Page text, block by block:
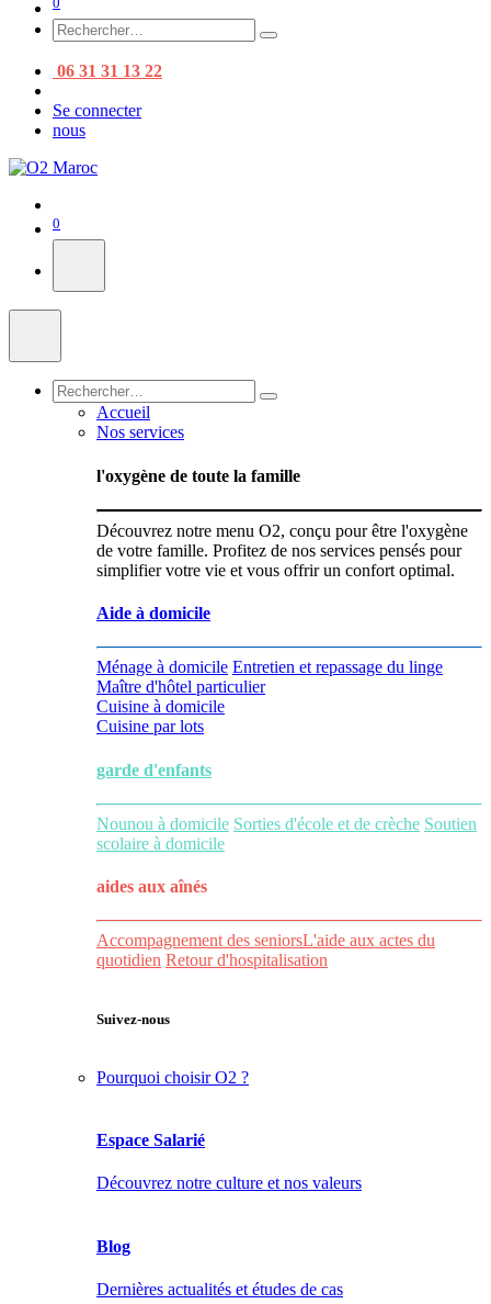
06 31 31 13 22
Se connecter
nous
0
Accueil
Nos services
l'oxygène de toute la famille
Découvrez notre menu O2, conçu pour être l'oxygène
de votre famille. Profitez de nos services pensés pour
simplifier votre vie et vous offrir un confort optimal.
Aide à domicile
Ménage à domicile Entretien et repassage du linge
Maître d'hôtel particulier
Cuisine à domicile
Cuisine par lots
garde d'enfants
Nounou à domicile Sorties d'école et de crèche Soutien
scolaire à domicile
aides aux aînés
Accompagnement des seniorsL'aide aux actes du
quotidien Retour d'hospitalisation
Suivez-nous
Pourquoi choisir O2 ?
Espace Salarié
Découvrez notre culture et nos valeurs
Blog
Dernières actualités et études de cas